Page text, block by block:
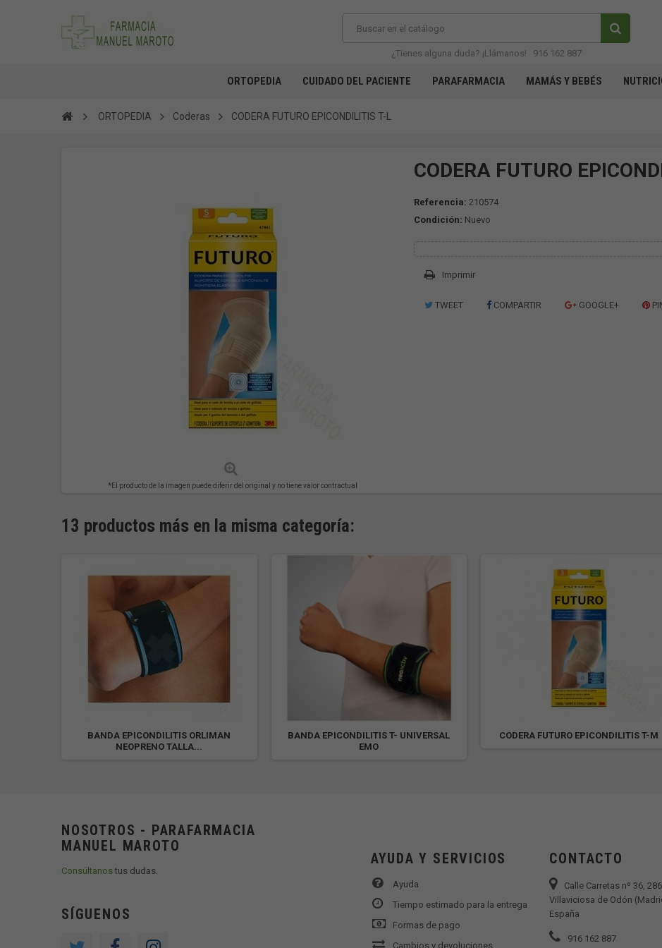
¿Tienes alguna duda? ¡Llámanos! 916 162 887
ORTOPEDIA CUIDADO DEL PACIENTE PARAFARMACIA MAMÁS Y BEBÉS
ORTOPEDIA Coderas CODERA FUTURO EPICONDILITIS T-L
*El producto de la imagen puede diferir del original y no tiene valor contractual
CODERA FUTURO
Referencia: 210574
Condición: Nuevo
Imprimir
TWEET COMPARTIR GOOGLE+
13 productos más en la misma categoría:
BANDA EPICONDILITIS ORLIMAN
NEOPRENO TALLA...
BANDA EPICONDILITIS T- UNIVERSAL
EMO
CODERA FUTURO EPICONDILITIS T-M
NOSOTROS - PARAFARMACIA
MANUEL MAROTO
Consúltanostus dudas.
SÍGUENOS
AYUDA Y SERVICIOS
Ayuda
Tiempo estimado para la entrega
Formas de pago
Cambios y devoluciones
CONTACTO
Calle Carretas nº 36,
Villaviciosa de Odón
España
916 162 887